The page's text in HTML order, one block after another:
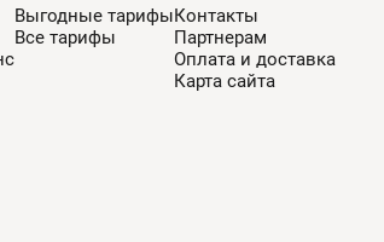
Выгодные тарифы
Все тарифы
Контакты
Партнерам
Оплата и доставка
Карта сайта